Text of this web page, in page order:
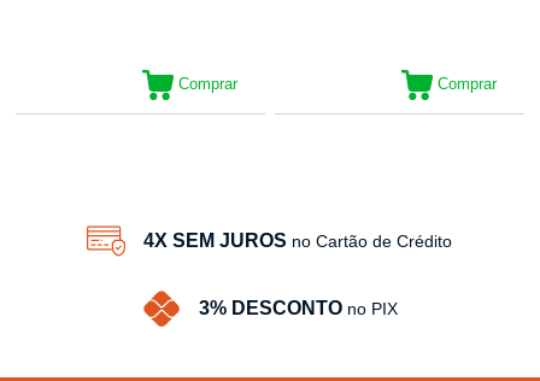
Comprar Comprar
4X SEM JUROS no Cartão de Crédito
3% DESCONTO no PIX